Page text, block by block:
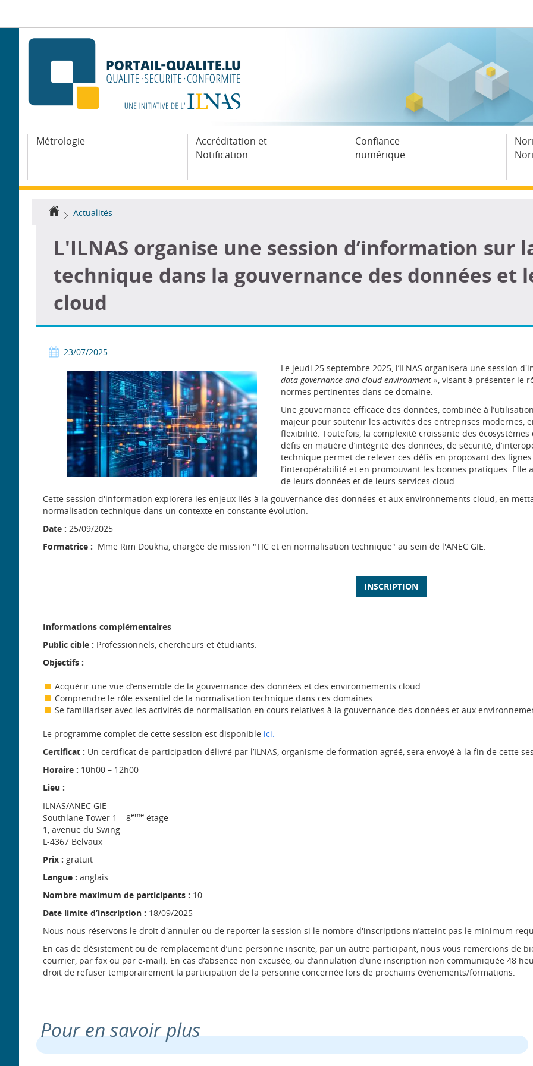
la
navigation
contenu
Métrologie
Accréditation et
Notification
Confiance
numérique
Accueil
Actualités
L'ILNAS organise une session d’information sur
technique dans la gouvernance des données et
cloud
23/07/2025
Le jeudi 25 septembre 2025, l’ILNAS organisera une session
data governance and cloud environment», visant à présenter le
normes pertinentes dans ce domaine.
Une gouvernance efficace des données, combinée à
majeur pour soutenir les activités des entreprises modernes,
flexibilité. Toutefois, la complexité croissante des
défis en matière d’intégrité des données, de sécurité,
technique permet de relever ces défis en proposant des
l’interopérabilité et en promouvant les bonnes pratiques.
de leurs données et de leurs services cloud.
Cette session d'information explorera les enjeux liés à la gouvernance des données et aux environnements cloud, en
normalisation technique dans un contexte en constante évolution.
Date : 25/09/2025
Formatrice : Mme Rim Doukha, chargée de mission "TIC et en normalisation technique" au sein de l'ANEC GIE.
INSCRIPTION
Informations complémentaires
Public cible : Professionnels, chercheurs et étudiants.
Objectifs :
Acquérir une vue d’ensemble de la gouvernance des données et des environnements cloud
Comprendre le rôle essentiel de la normalisation technique dans ces domaines
Se familiariser avec les activités de normalisation en cours relatives à la gouvernance des données et aux
Le programme complet de cette session est disponible ici.
Certificat : Un certificat de participation délivré par l’ILNAS, organisme de formation agréé, sera envoyé à la fin de cette
Horaire : 10h00 – 12h00
Lieu :
ILNAS/ANEC GIE
Southlane Tower 1 – 8èmeétage
1, avenue du Swing
L-4367 Belvaux
Prix : gratuit
Langue : anglais
Nombre maximum de participants : 10
Date limite d’inscription : 18/09/2025
Nous nous réservons le droit d'annuler ou de reporter la session si le nombre d'inscriptions n’atteint pas le minimum
En cas de désistement ou de remplacement d’une personne inscrite, par un autre participant, nous vous remercions de
courrier, par fax ou par e-mail). En cas d’absence non excusée, ou d’annulation d’une inscription non communiquée 48
droit de refuser temporairement la participation de la personne concernée lors de prochains événements/formations.
Pour en savoir plus